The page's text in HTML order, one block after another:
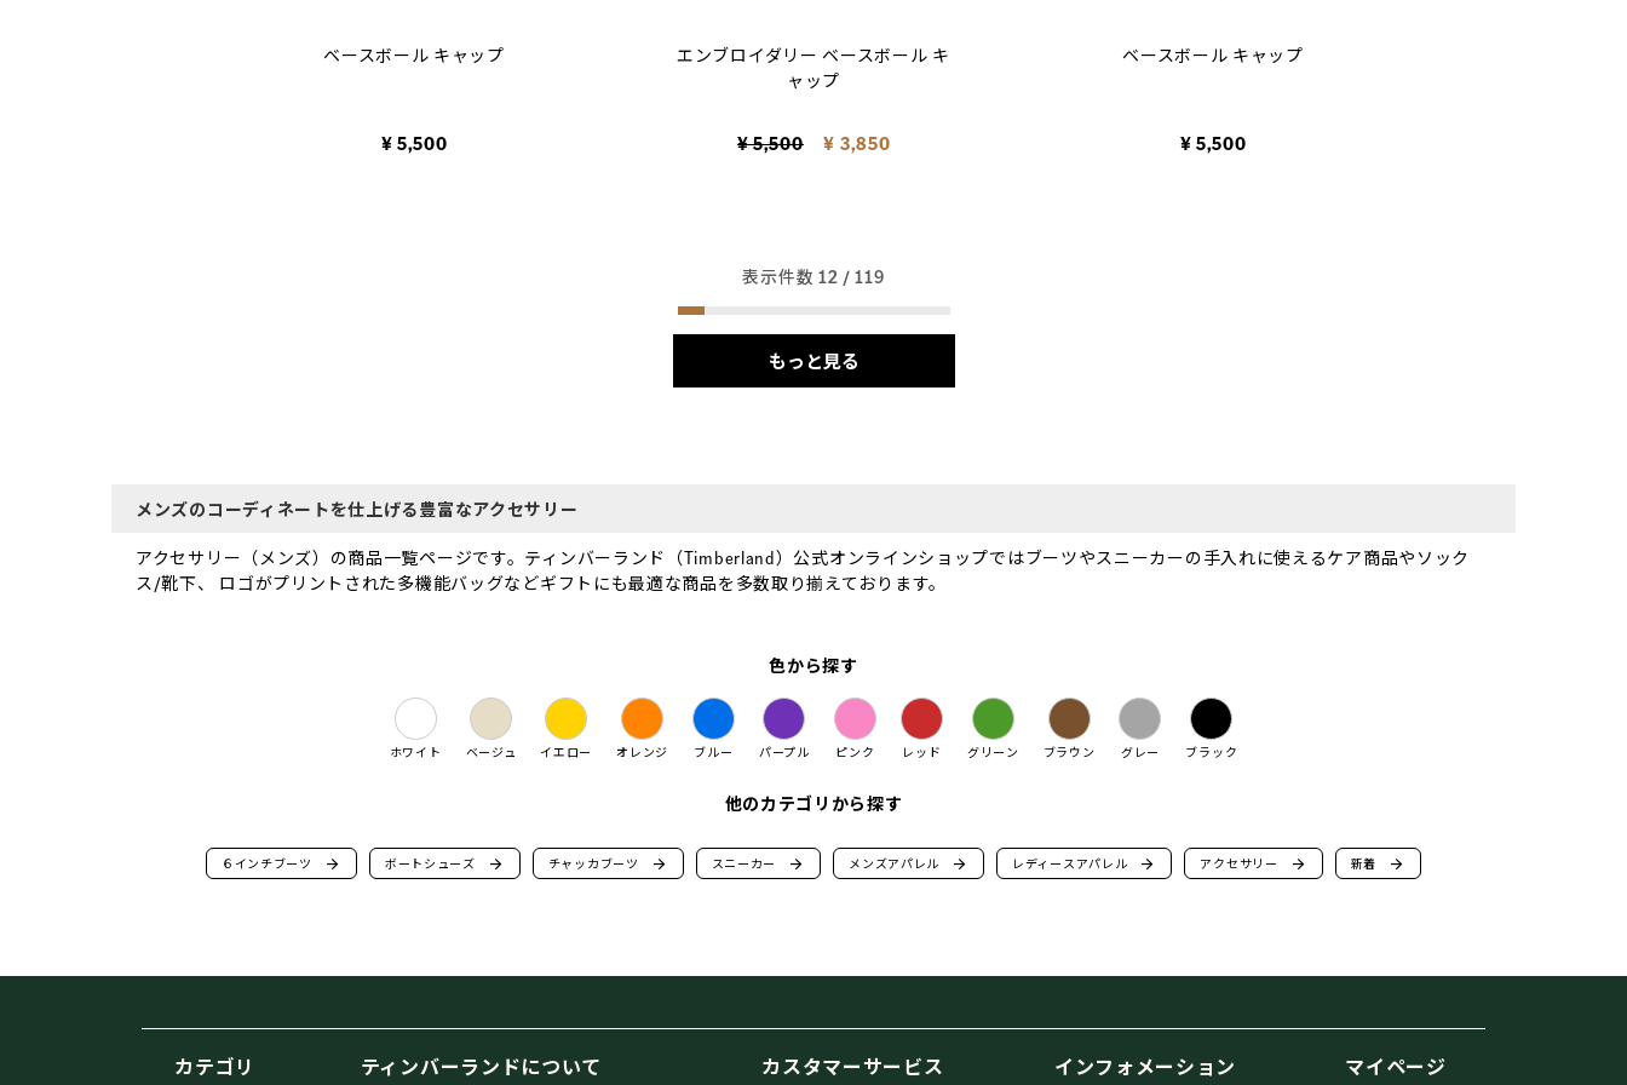
ベースボール キャップ
¥ 5,500
エンブロイダリー ベースボール キ
ャップ
Price reduced from
¥ 5,500to ¥ 3,850
ベースボール キャップ
¥ 5,500
もっと見る
表示件数 12 / 119
メンズのコーディネートを仕上げる豊富なアクセサリー
アクセサリー（メンズ）の商品一覧ページです。ティンバーランド（Timberland）公式オンラインショップではブーツやスニーカーの手入れに使えるケア商品やソック
ス/靴下、 ロゴがプリントされた多機能バッグなどギフトにも最適な商品を多数取り揃えております。
色から探す
ホワイト ベージュ イエロー オレンジ ブルー パープル ピンク レッド グリーン ブラウン グレー ブラック
他のカテゴリから探す
６インチブーツ arrow_forward ボートシューズ arrow_forward チャッカブーツ arrow_forward スニーカー arrow_forward メンズアパレル arrow_forward レディースアパレル arrow_forward アクセサリー arrow_forward 新着 arrow_forward
カテゴリ ティンバーランドについて カスタマーサービス インフォメーション マイページ